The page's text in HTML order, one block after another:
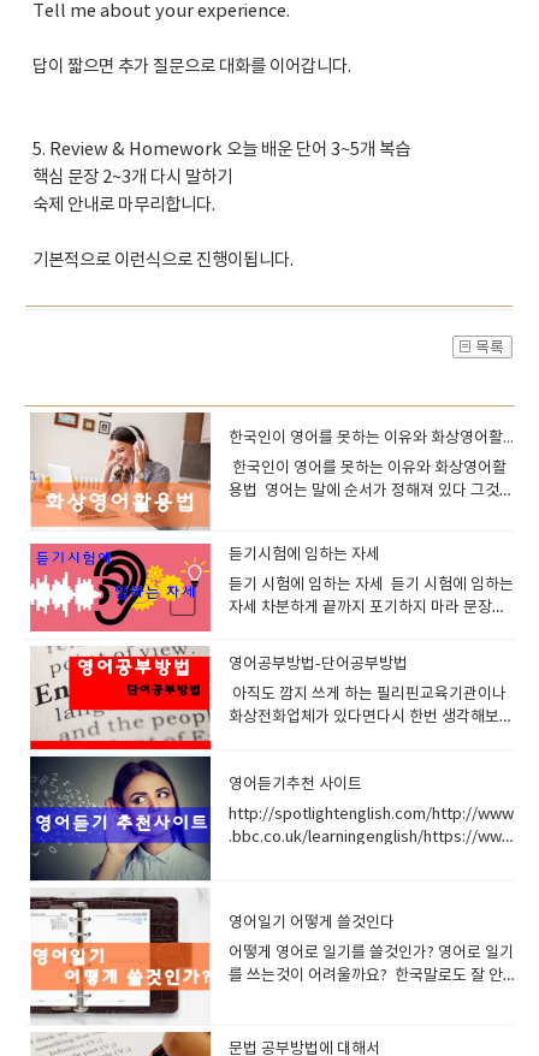
Tell me about your experience.
답이 짧으면 추가 질문으로 대화를 이어갑니다.
5. Review & Homework 오늘 배운 단어 3~5개 복습
핵심 문장 2~3개 다시 말하기
숙제 안내로 마무리합니다.
기본적으로 이런식으로 진행이됩니다.
한국인이 영어를 못하는 이유와 화상영어활용법
한국인이 영어를 못하는 이유와 화상영어활
용법 영어는 말에 순서가 정해져 있다 그것을
때문이다 나는 너를 사랑해너를 나는 사랑해
사랑해 너를 내가 이렇게 써도 조사가 있으니
목적대상이 정해지고크게 문제가 없다 그래
만말을 잘 만들수 있고 순서에 맞게 이야기 해
야만 상대방이 알아듣기 쉽다.그리고 어찌보
며 큰 틀에서 있기때문에 이 문형만 확실하게
장착한다면 영어 해볼만해지고 쉬워진다. 한
이웃 일본보다는 최소한 빠르게 배우고 잘하
는것 같다 '정글만리' 라는 소설속에는 중국
인들이 생각하는 한국인의 특성중에외국어를
육적 문제일것이다.최초 영문법책도 전부 일
본에서 베낀것이며 ㅠㅠ그럼 말 다한것 아닌
가 일본은 대표적 영어후진국이니까 말이
일까 본격적으로 한번 알아보자 1. 취업을 위
듣기시험에 임하는 자세
듣기 시험에 임하는 자세 듣기 시험에 임하는
자세 차분하게 끝까지 포기하지 마라 문장을
부분이 있을것이다하지만 그런것에 너무 신
해서들어라 물흐르듯 이해할려고 노력해야된
다. 자칫 모르는 단어가 나오고 이해를 못할것
확율적으로 접근하는것이다.어쩌면 숲과 나
무를 먼곳에서 구분하는 그런느낌일것이다.
숲은 문장전체요 나무는 단어나 짧은 문장일
따라서 욕이 될수도 있고칭찬이 될수도 있
다. 영어는 중요한부분은 강조을 심하게 하
고 별로 안중요한 부분은 발음을 생략하기도
고 임펙트 주는 부분이 있기때문에이 억양이
영어공부방법-단어공부방법
아직도 깜지 쓰게 하는 필리핀교육기관이나
화상전화업체가 있다면다시 한번 생각해보세
어 주었어요 40년이 지난 지금 영어교육방법
이 발달했고 외국유학도 활발해서 진짜 실력
있는 선생들도 많은데 일부 필리핀어학원 또
무념무상으로 시간낭비하며 저렇게 해선 영
어 절대 안 늡니다. 단어는 소리 내어서 발음
해보고 깔끔하게 한번 써보고 넘어 가는 게 제
단어 써보고 넘어가세요이렇게 25개 단어를
영어듣기추천 사이트
http://spotlightenglish.com/http://www
.bbc.co.uk/learningenglish/https://www
전이고 내용도 무난해서 중급자들이 공부하
기 좋습니
다 http://transcripts.cnn.com/TRANSCRI
CNN뉴스 대본을 구할수 있습니
영어일기 어떻게 쓸것인다
어떻게 영어로 일기를 쓸것인가? 영어로 일기를 쓰는것이 어려울까요? 한국말로도 잘 안쓰는데 가능할까? 절대 어렵지 않습니다. 처음에 한줄만 적어도 됩니다. 그러면 우리 선생님들이 도와 드릴겁니다. 처음한줄 그다음 2줄 이렇게 늘여가면 됩니다. 수업시간에 배운 내용을 적어도 좋습니다. 선생님과 이야기한 내용을 적어도 좋습니다. 오늘의 날씨를 적어도 좋습니다. 머리속 상상을 적어도 좋습니다. 중요한건 빠지지 말고 매일 적는다는것 그리고 매일 검사 받는다는것 잊지마세요 매일의 일기가 투수의 구속과 관련된다면여러분이 매일 일기를 쓴다면 12주 이후 랜디존슨 처럼 강속구 투수 160km/h 을 던지는 어마아마한 선수가 될것이고 만약 게을리한다면 그냥 이름 모를 투수 어쩌면 패전 전문투수의 구속을 가질것입니다. 다시말하면 일기는 분명 큰 도움을 줍니다 확신합니다. 오늘부터 시작하세요 설명들어갑니다. 우리의 경우와 같이 영문 일기도 먼저 날짜. 요일. 날씨. 기온 등을 쓰고 다음으로 본문을 쓰면 됩니다. [날짜. 요일. 날씨. 기온을 쓰는 법] ① 요일, 월, 일, 연도, 날씨의 순 / Sunday, March 9, 2016 Rainy ② 날짜를 서수로 표현하기도 함 / Sunday, March 9th, 2016 Rainy ③ 날짜란의 월과 요일은 편의상 흔히 약자로 씀/ Sun., Feb. 9th, 2016. Fine 영문 일기나 우리글의 일기나, 일기를 쓰는 데에 중요한 것은 날짜. 요일. 날씨 등입니다. 영문 일기에서의 날짜. 요일을 쓰는 데에는 우리의 경우와는 다릅니다. 1월 1일 일요일이면 다음과 같이 씁니다. January 1st, Sunday 또는 Sunday, January 1st 그러나 월. 일. 요일을 줄여서 흔히 쓰는데, 날짜(일)는 1st, 2nd, 3rd, 4th.....이라 쓰지 않고 숫자만 써도 됩니다. 즉, Sun., Jan. 1이라고 씁니다. 날씨를 나타내는 말에는 다음과 같은 여러 가지 말들이 있습니다. fine (맑음), cloudy(흐림), snowy(눈), cool(서늘함), rainy(비), shower(소낙비), windy(바람이 셈), hot(무더움), cold(추움), stormy(폭풍우가 침), dusty(먼지가 많이 일어남), thunder(천둥침), warm(따듯함), cleared up(갬) 이런 말들을 합쳐서 보다 자세하게 표현할 수도 있습니다. [It was] Rainy, soon cleared up. (비가 오고 곧 갬) [It was] Snowy all day. (하루 내내 눈이 내림) 이와 같이 날씨를 나타내는 경우에는 보통 It쓰지만, 일기를 쓸 때에는 생략하는 것이 보통입니다. 기온을 나타낼 때는 15'C와 같이 쓰면 됩니다. 만약 그때의 시각을 나타내어 기온을 나타내고 싶다면 15'C at 3 p.m. (오후 3시 15'C) 30'C at noon (정오에는 30'C) 라고 쓰면 됩니다. Friday, March 10. cloudy. 15'C at 3 p.m. (3월 10일, 금요일. 흐림. 오후 3시 15'C) [본문(body) 쓰기] 영 어의 일기 쓰기도 우리말 일기 쓰기와 마찬가지로 쓰는 법에 특별한 규칙은 없습니다. 그러므로 우리말로 일기를 쓰는 것을 영어로 표현하기만 하면 되는 것입니다. 이를테면 '7시에 일어나다.'라고 할 문장을 I get up at seven. 라고 쓴다든지, '8시에 아침을 먹었다.'라고 할 문장을 I had breakfast at eight. 라는 문장을 그대로 쓰면 됩니다. 일기는 하루에 있었던 일을 자기 중심으로 해서 쓰는 것이므로, 주어 I를 빼고 Get up at seven. 또는 Had breakfast at eight. 라고 쓰기도 하나 우리는 영어를 익혀 나가기 위한 공부의 한 방법으로 영어 일기를 쓰는 것이므로 정식으로 I를 넣어서 완전한 표현을 하는 것이 좋습니다. 또 약자나 약어도 될 수 있으면 쓰지 말고 철자를 정식으로 쓰는 것이 좋습니다. 일기는 보통 지난 일을 쓰는 것이므로 과거 시제를 쓰는 것이 보통입니다. 그러나 자기의 의견이라든가, 어떤 진리를 나타낼 때에는 현재 시제로, 내용에 따라서는 현재나 현재완료, 미래 시제 등을 사용할 수 있습니다. 일기를 쓰는 데 중요한 것은 매일 쓰는 것입니다. 한 줄이라도 매일 쓴다는 것은 일기라는 의미에서도 바람직한 일이며, 또 영어 공부에 있어서도 좋은 일입니다. 이제까지 배운 영어 표현 방법을 다하여 하루에 일어난 일을 그대로 기록 하기도 하고 자기가 생각한 것, 또는 느낀 것 을 쓰도록 노력해 봅시다. Daily Life (하루의 생활을 영어로 적어 보세요) 1. 아침 6시에 눈을 떴다. >>I got up at 6. 2. 잠을 더 자고 싶었지만 학교에 늦지 않으려면 일어나야만 했다. >> I wanted to sleep more, but I had to hurry not to be late for school. 3. 어젯밤 영어공부 하느라 두서너 시간 잠을 잔 탓인지 피곤함을 느꼈다.. >> I felt tired because I slept for two or three hours to study English. 4. 7시 30분에 아침을 먹고 나서 학교를 향해 출발했다. >> After I had breakfast at 7:30, I started for school. 5. 나는 버스를 타고 학교에 다닌다. >> I go to school by bus. 6. 아침마다 버스는 항상 승객들로 붐볐다. >> Every morning buses were crowded with customers. 7. 만원버스는 나를 항상 짜증나게 했다. >> A jam-packed bus always made me annoyed. 8. 수업이 시작 되기전에 나는 항상 영어 공부를 한다. >> Before class I always study English. 9. 나는 영어 숙제를 하였다 >> I did my English homework. 10. 나는 영어숙제를 해오지 않았다. 선생님께서 손바닥을 2대 때리셨다. >> My English teacher hit me on the palms 2 times with a stick for not doing my English homework. 11. 영어 수업시간에 5분 늦게 들어왔다고 선생님께서 나를 수업시간 내내 엎드려 뻗쳐있게 하셨다. >> My English teacher had me in a push-up position for the whole period for being tardy 5 minutes for his class. ( have + 목적격대명사 + in a push-up position ～를 엎드려 뻗쳐 자세로 있게 하다, tardy 지각한) 12. 사회시간에 졸다가 걸려서 수행평가 20점 중에서 1점 감점을 받았다. >> When I was caught dozing off in social science class, I was penalized one point on my 20-point performance evaluation. 13. 시험공부를 하느라고 밤을 꼬박 샜다. >> I stayed upall night cramming for exam. 14. 나는 숙제가 너무 어려워서 다른 아이의 숙제를 베꼈다. >> It was difficult for me to do my homework, so I took a copy of my friend's. 15. 수업은 8시 40분부터 시작한다. >> School begins at 08:40. 16. 수업내용이 너무 어려웠다. >> I didn't understand what the teacher said. 17. 나는 공부가 하기 싫었다. >> I didn't want to study. 18. 오늘은 체육수업이 있었다. >> I had a PT class. 19. 체육복을 준비하지 않아 체육선생님께서 팔굽혀펴기를 50회 시키셨다. >> My P?E teacher had me do 50 push-ups because I didn't bring my uniform with me in the P?E class. 20. 나는 체육 시간에 친구들과 농구를 하였다. >> In P?E class I played basketball with my friends. 21. 나는 농구는 못하지만 내가 무척이나 좋아하는 운동이다. >> I am not a good basketball player, but it's my favorite sport. 22. 나의 꿈은 농구선수가 되는 것이다. >> I want to be a basketball player in the future. 1. 날짜표현(Date) ◎ 오늘은 6월 15일이다. Today is the fifteen of june(달) 일월 January 이월 February 삼월 March 사월 April 오월 May 유월 June 칠월 July 팔월 August 구월 September 시월 October 십일월 November 십이월 December (서수표현) 첫째 first 둘째 second 셋째 third 넷째 forth 다섯째 fifth 여섯째 sixth 일곱째 seventh 여덟째 eighth 아홉째 ninth 열째 tenth 열한번째 eleventh 열두번째 twelfth (요일 표현) 월요일 Monday 화요일 Tuesday 수요일 Wednesday 목요일 Thursday 금요일 Friday 토요일 Saturday 일요일 Sunday 2 . 날씨표현(Weather) ◎ 아주 좋은 날씨 : perfect(ideal) weather ◎ 좋은 날씨 : fine(fair, good, favorable, beautiful, splendid, lovely) weather ◎ 궂은 날씨 : foul(bad, nasty, wretched) weather ◎ 음산한 날씨 : gloomy(oppressive) weather ◎ 변덕스러운 날씨 : fickle(broken, changeable, unsettled) weather ◎ 거친 날씨 : stormy(rough) weather ◎ 험악한 날씨 : inclement weather ◎ 날씨 관계로 : Because of weather conditions ◎ 지금 날씨 같아서는 : Judging from the look of the sky ◎ 날씨가 좋으면 : If weather permit( if it is fine, weather permitting) ◎ 날씨가 좋건 나쁘건 : in fair weather or foul, rain or shine ◎ 날씨가 좋아지는 대로 : on the first fine day 3 . 계절표현(Season) 봄 (spring) ◎ 봄이 되었다. It became spring. ◎ 햇빛이 비쳤다 It was sunny. ◎ 따뜻한 날씨였다. It was warm. ◎ 상쾌한 날씨였다 It was fine. ◎ 날씨가 점점 더워진다. It's getting hotter and hotter. 여름(summer) ◎ 더웠다 It was hot. ◎ 구름이 끼어 있었다 It was cloudy. ◎ 안개가 끼었다. It was foggy. ◎ 당장 비가 올 날씨였다 It was threatening. ◎ 날씨가 잘 변하다 The weather is changeable(fickle, capricious). ◎ 비가 왔다 It was rainy. ◎ 날씨가 들었다 It cleared up. ◎ 차차 좋아질 모양이다 It seems that the weather is improving. ◎ 날씨 탓인지 머리가 무거웠다 I felt heavy in the head, probably because of(due to) weather. 가을 (fall, autumn) ◎ 좋은 날씨였다 It was very nice day. ◎ 하늘은 맑았다 The sky was clear. ◎ 시원한 날씨였다. It was cool. ◎ 날씨가 추워지다 It becomes cold. ◎ 오늘은 겨울 날씨 같았다 It was winter weather today. ◎ 쌀쌀했다. It was chilly. 겨울 (winter) ◎ 본격적으로 추워졌다 The cold weather has set in / Its really gotten cold. ◎ 추웠다 It was cold. ◎ 바람이 불었다 It was windy. ◎ 서리가 내렸다 It frosted(frost fell). ◎ 얼어붙는 듯한 날씨였다. It was freeze. ◎ 눈이 내렸다 It was snowy. ◎ 밖은 살을 에는 듯이 추웠다 It was bitterly cold outdoors. ◎ 오늘 아침은 몹시 추웠다 - It was awfully cold this morning. - The temperature dipped very low this morning. 4. 하루일과 (Daily work) ♣ 아침(in the morning) ◎ 일찍 일어났다. : I got up early ◎ 언제나 아침 일찍[늦게] 일어난다 : I am an early[a late] riser. ◎ 어머니가 깨워주셨다. : I was awakened by my mother. ◎ 오늘 아침에 두 시간이나 늦잠을 잤다 : I woke up two hours late this morning ◎ 늦잠을 자서 학교에 지각했다 : I overslept and was late getting to the school. ◎ 어젯밤은 자지 않고 일어나 있었다 : I sat up all night (last night). ◎ 잠을 깼을 때는 모두 일어나 있었다 : When I awoke, everybody was up. ◎ 밥 먹기 전에 세수를 했다: I washed up before a meal. ◎ 나는 아침마다 조깅을 한다 : I jogs every morning. ◎ 공기가 맑고 신선했다. : The air was very clean and fresh. ◎ 아침을 먹었다 : I ate(took) my breakfast. ◎ 학교에 갔다 : I went to school. ◎ 집에서 정류장까지 걸어서 20분 걸린다. : It takes about twenty minutes to walk to the bus stop from my house. ♣ 점심 (in the afternoon) (1) 식사 lunch ◎ 점심을 먹었다. : I had(eat) lunch. ◎ 나는 점심에 샌드위치를 먹었다 : I had sandwiches for lunch. ◎ 점심시간은 한 시간이다 : We have an hours lunch break. (2) 활동 <운동경기> ◎ 운동을 했다 : I took exercise. ◎ 오후에 야구를 했다. : I played baseball in the afternoon. - 농구하다 play basketball - 야구하다 play baseball - 축구하다 play soccer(football) - 탁구하다 play tabletennis / (ping-pong) - 테니스하다 play tennis - 낚시 go fishing - 볼링 go bowing - 서핑 go surfing - 수영 go swimming - 스키 go skiing - 스케이트 go skating - 썰매 go sledding - 눈싸움하다 have a snowball fight - 줄넘기를 하다 skip(jump) rope ; turn a skipping rope. - 산책 go for a walk. ◎ 나는 야구를 좋아한다. : My favorite sport is baseball.( I love baseball.) ◎ 나의 팀이 야구경기에서 이겼다. : My team won the baseball game. ◎ 우리 팀은 그들에게 7대 5로 이겼다 : Our team won the game against them by a score of 7 to 5. ◎ 나는 가까스로 이겼다 : I won a close victory over. ◎ 그는 모든 시합을 다 이겼다 : He won every event. ◎ 우리는 3점의 차로 이겼다 : We won by three points[runs](▶ runs는 야구의 경우) ◎ 우리는 시합에서 졌다 : We lost(drop) a game. ◎○○팀이 졌다. : ○○ team was defeated. ◎ 우리 팀은 10대 6으로 ○○팀에게 졌다 : Our team lost the game to the ○○team by a score of 10 to 6. ◎ 우리는 일부러(게임에서/경주에서) 져 주었다 : We threw a match[game/race] to ours opponent. ◎ 나는 아무한테도 진일이 없다 : I have never met my match yet. ◎ 그에게 질까 봐서 한층 더 분발했다 : Not to be outdone by him, I worked harder. ◎ 지는 것이 이기는 것이다 : To lose is to win. <여가활동> ◎ 컴퓨터 게임을 했다. : I played the computer game. ◎ 인터넷을 했다. : I surfed the internet. ◎ 오락실에 갔다. : I went to the electric game room. ◎ 산에 올라갔다. : I climbed up the mountain. ◎ 책을 읽었다. : I read a book. ◎ 천안에서 쇼핑을 했다. : I went shopping in Chunan. ◎ 음악을 들었다. : I listened music. ◎ TV를 보았다 : I watched TV. ◎ 영화를 봤다.: I saw a movie. ◎ 고기를 요리했다. : I cooked a meat. ◎ 숙제를 했다. : I did my homework. ◎ 편지를 썼다. : I wrote a letter. ◎ 방 청소를 했다. : I cleaned my room. ◎ 잠을 잤다 : I slept. ◎ 엄마 일을 도왔다. : I helped my mother. (3) 공부 및 시험, 수업 <수업 및 공부> 국어 Korean, 윤리(도덕) Ethics, 수학 Mathematic, 영어 English, 과학 Science, 사회 Social studies, 음악 Music, 역사 History, 미술 art, 가정 household, 기술 Manual training, 과학 Science, 체육 Physical education ( P?E ), 한문 Chinese ◎ 나는 학교에서 공부를 잘한다[못한다] : I do well[poorly] at school. ◎ 공부를 게을리 했다 : I neglected my studies. ◎ 나는 중학생 시절에 별로 공부를 하지 않았다 : I did not study hard when I was a middle school student. ◎ 공부를 열심히 해야겠다고 다짐했다.: I made a resolution to study hard. ◎ 나는 영어를 이해할 때까지 열심히 연습할 수 있도록 노력할 것이다. : I decided to practice it hard from now on until I can understand English very well. ◎ 5시 30분에 수업이 끝났다. : All of my classes came to an end at half past five. ◎ 문제를 풀었다. : I worked on problems. <시험> ◎ 중간고사(기말고사)가 시작되었다. : Midterm exams(final exams) started. ◎ 시험에 대비하여 공부를 했다 : I studied for an exam. ◎ 열심히 공부했다. : I studied hard. ◎ 나는 시험에 대비해서 벼락치기 공부를 했다 : I crammed for the examination. ◎ 밤늦도록 공부를 했다 : I studied till late at night. ◎ 아침부터 긴장해 있었다. : I have been very nervous since this morning. ◎ 영어 시험을 봤다 : I had an examin
문법 공부방법에 대해서